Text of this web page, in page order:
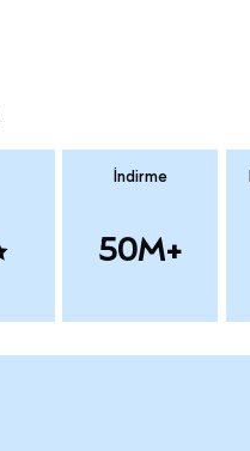
İndirme
50M+